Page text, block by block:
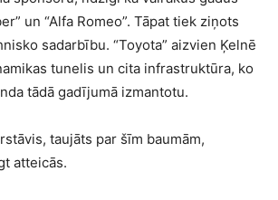
un “Alfa Romeo”. Tāpat tiek ziņots
sadarbību. “Toyota” aizvien Ķelnē
tunelis un cita infrastruktūra, ko
tādā gadījumā izmantotu.
taujāts par šīm baumām,
atteicās.